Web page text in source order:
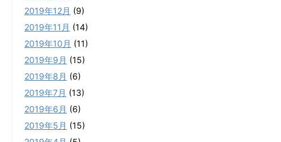
2019年12月 (9)
2019年11月 (14)
2019年10月 (11)
2019年9月 (15)
2019年8月 (6)
2019年7月 (13)
2019年6月 (6)
2019年5月 (15)